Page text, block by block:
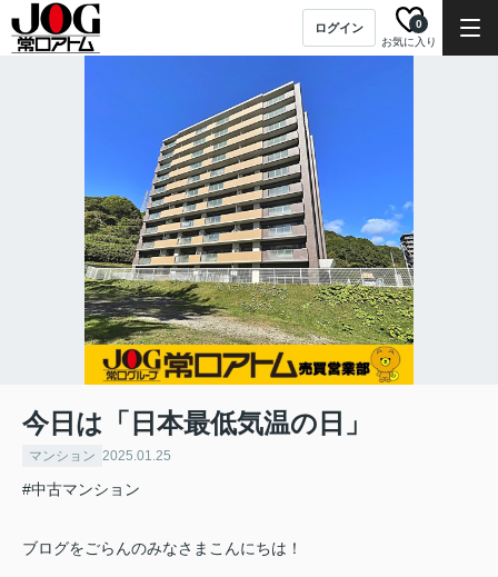
ログイン
お気に入り
0
今日は「日本最低気温の日」
マンション 2025.01.25
#中古マンション
ブログをごらんのみなさまこんにちは！